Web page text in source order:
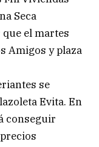
Seca
el martes
Amigos y plaza
se
Evita. En
conseguir